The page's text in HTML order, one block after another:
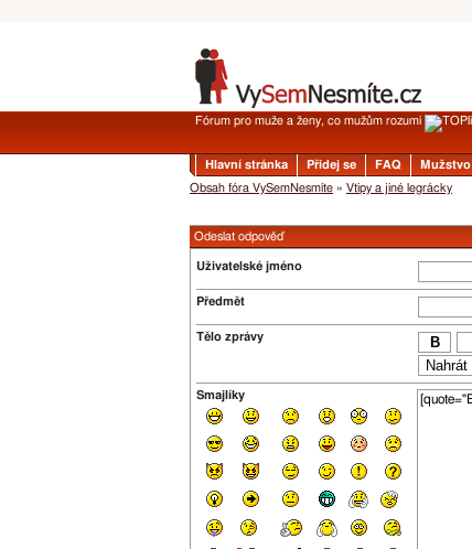
Fórum pro muže a ženy, co mužům rozumí
Hlavní stránka Přidej se FAQ Mužstvo
Obsah fóra VySemNesmíte » Vtipy a jiné legrácky
Odeslat odpověď
Uživatelské jméno
Předmět
Tělo zprávy
Smajlíky